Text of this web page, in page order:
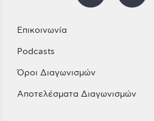
Επικοινωνία
Podcasts
Όροι Διαγωνισμών
Αποτελέσματα Διαγωνισμών